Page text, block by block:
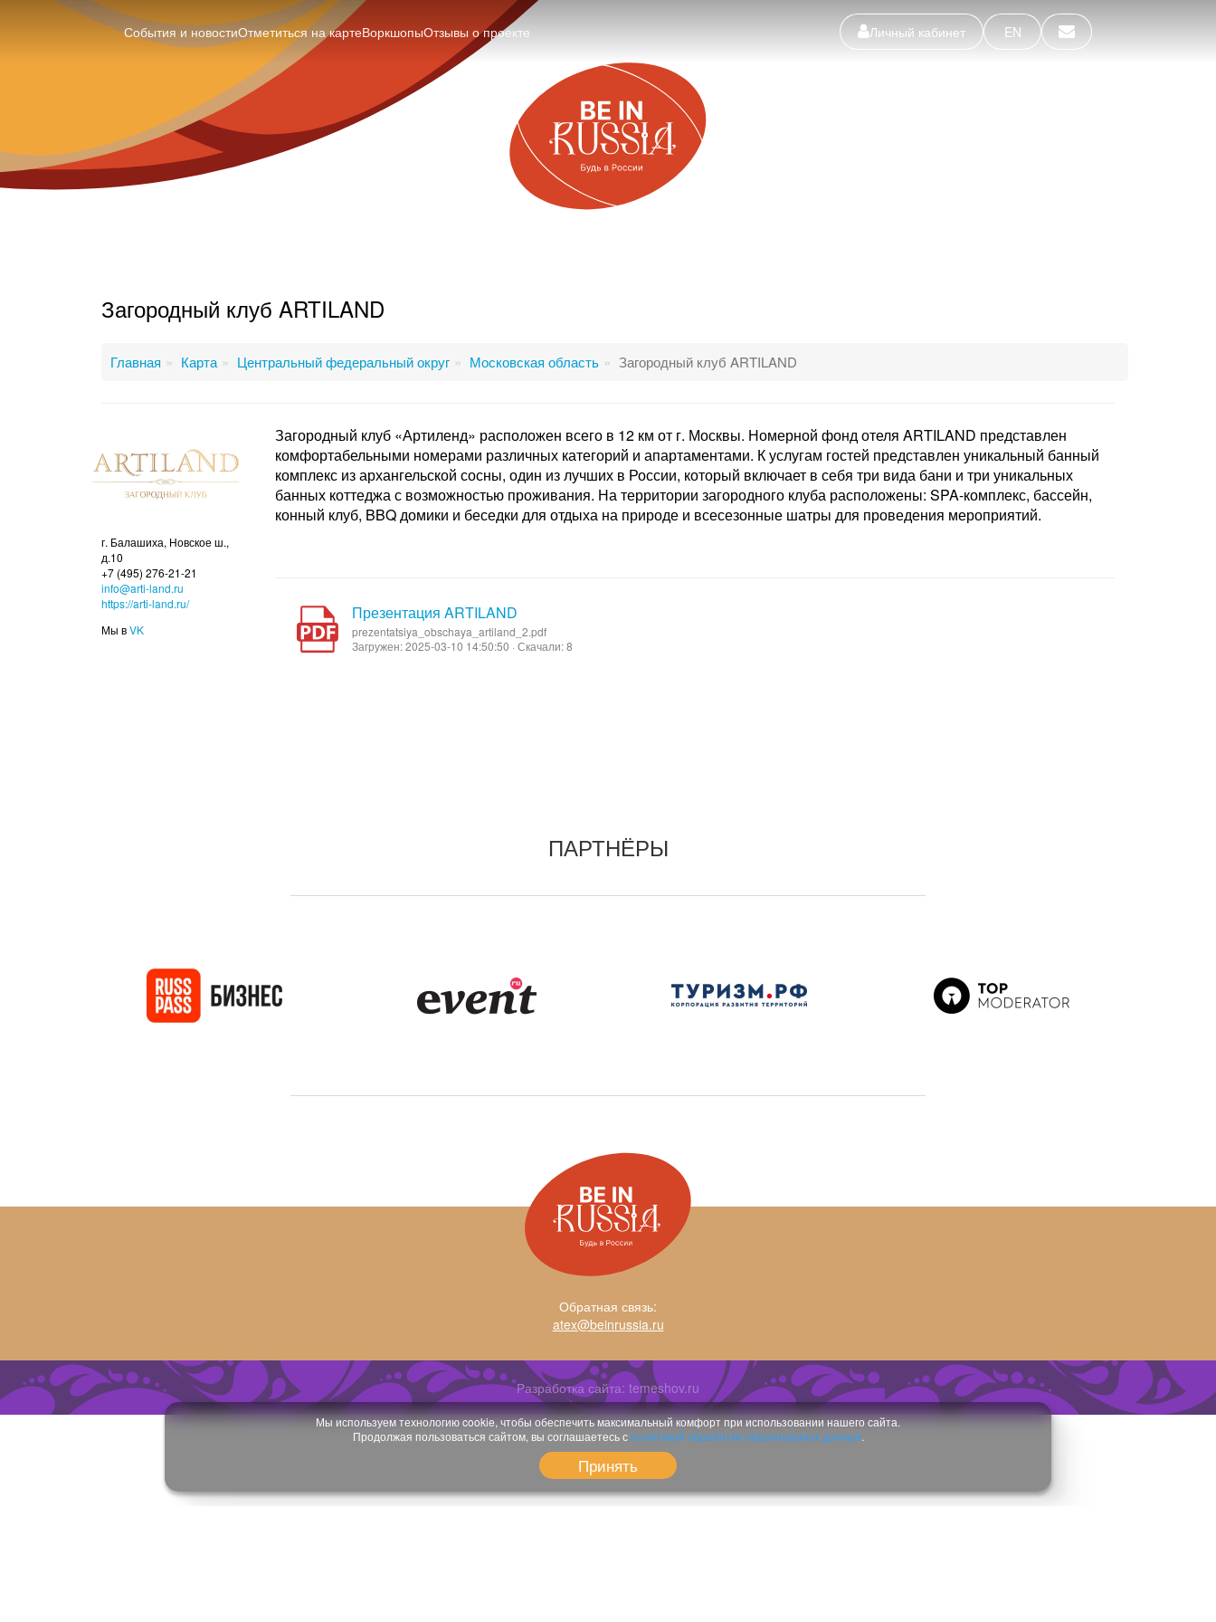
События и новостиОтметиться на картеВоркшопыОтзывы о проекте Личный кабинет EN
Загородный клуб ARTILAND
Главная Карта Центральный федеральный округ Московская область Загородный клуб ARTILAND
г. Балашиха, Новское ш.,
д.10
+7 (495) 276-21-21
info@arti-land.ru
https://arti-land.ru/
Мы вVK
Загородный клуб «Артиленд» расположен всего в 12 км от г. Москвы. Номерной фонд отеля ARTILAND представлен
комфортабельными номерами различных категорий и апартаментами. К услугам гостей представлен уникальный банный
комплекс из архангельской сосны, один из лучших в России, который включает в себя три вида бани и три уникальных
банных коттеджа с возможностью проживания. На территории загородного клуба расположены: SPA-комплекс, бассейн,
конный клуб, BBQ домики и беседки для отдыха на природе и всесезонные шатры для проведения мероприятий.
Презентация ARTILAND
prezentatsiya_obschaya_artiland_2.pdf
Загружен: 2025-03-10 14:50:50 · Скачали: 8
ПАРТНЁРЫ
Обратная связь:
atex@beinrussia.ru
Разработка сайта: temeshov.ru
Мы используем технологию cookie, чтобы обеспечить максимальный комфорт при использовании нашего сайта.
Продолжая пользоваться сайтом, вы соглашаетесь с политикой обработки персональных данных.
Принять